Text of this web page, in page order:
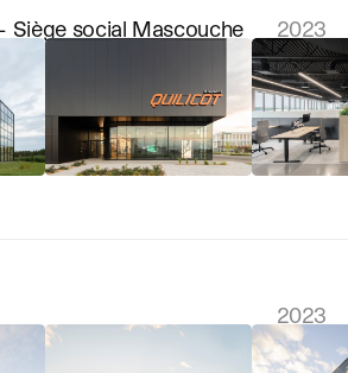
2023
Siège social Mascouche
2023